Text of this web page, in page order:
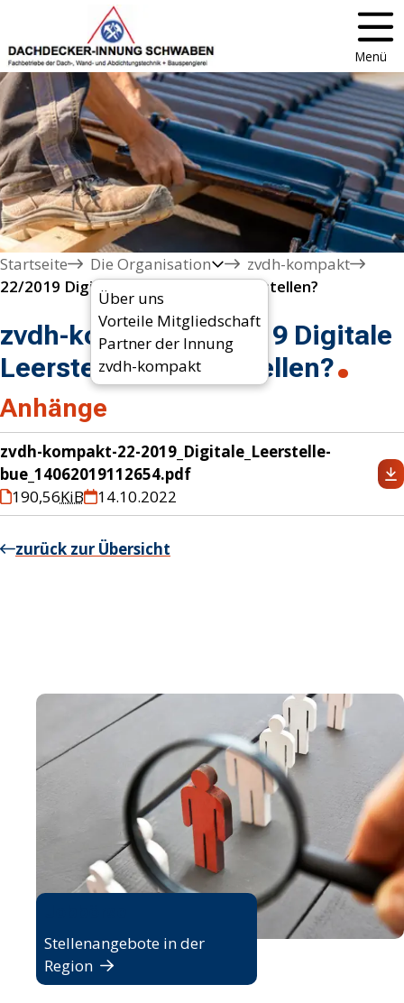
Menü
Startseite
Die Organisation
Über uns
Vorteile Mitgliedschaft
Partner der Innung
zvdh-kompakt
zvdh-kompakt
22/2019 Digitale Leerstelle bei Lehrstellen?
zvdh-kompakt 22/2019 Digitale
Leerstelle bei Lehrstellen?
Anhänge
zvdh-kompakt-22-2019_Digitale_Leerstelle-
bue_14062019112654.pdf
190,56KiB 14.10.2022
zurück zur Übersicht
Stellenangebote in der
Region